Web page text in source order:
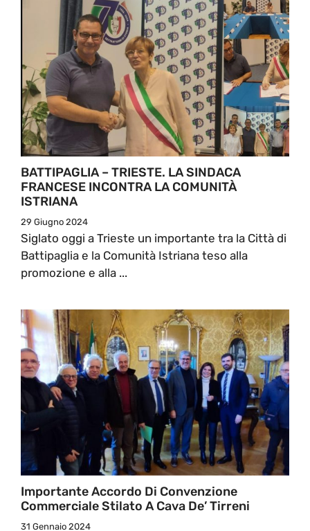
BATTIPAGLIA – TRIESTE. LA SINDACA
FRANCESE INCONTRA LA COMUNITÀ
ISTRIANA
29 Giugno 2024
Siglato oggi a Trieste un importante tra la Città di
Battipaglia e la Comunità Istriana teso alla
promozione e alla ...
Importante Accordo Di Convenzione
Commerciale Stilato A Cava De’ Tirreni
31 Gennaio 2024